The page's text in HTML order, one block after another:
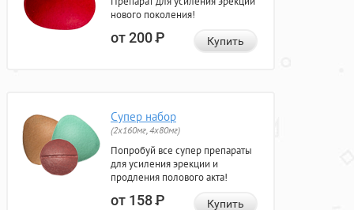
нового поколения!
от 200Р Купить
Супер набор
(2х160мг, 4х80мг)
Попробуй все супер препараты
для усиления эрекции и
продления полового акта!
от 158Р Купить